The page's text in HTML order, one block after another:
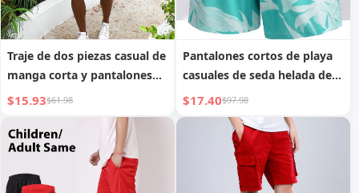
Traje de dos piezas casual de
manga corta y pantalones
cortos para hombre
$15.93$61.98
Pantalones cortos de playa
casuales de seda helada de
secado rápido para
baloncesto
$17.40$97.98